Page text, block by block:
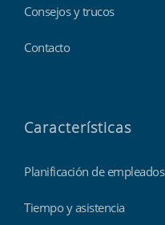
Consejos y trucos
Contacto
Características
Planificación de empleados
Tiempo y asistencia